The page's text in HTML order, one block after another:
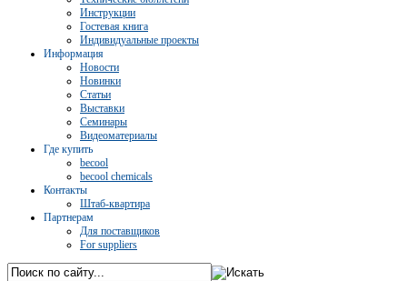
Инструкции
Гостевая книга
Индивидуальные проекты
Информация
Новости
Новинки
Статьи
Выставки
Семинары
Видеоматериалы
Где купить
becool
becool chemicals
Контакты
Штаб-квартира
Партнерам
Для поставщиков
For suppliers